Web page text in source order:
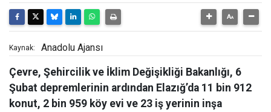
Kaynak: Anadolu Ajansı
Çevre, Şehircilik ve İklim Değişikliği Bakanlığı, 6
Şubat depremlerinin ardından Elazığ’da 11 bin 912
konut, 2 bin 959 köy evi ve 23 iş yerinin inşa